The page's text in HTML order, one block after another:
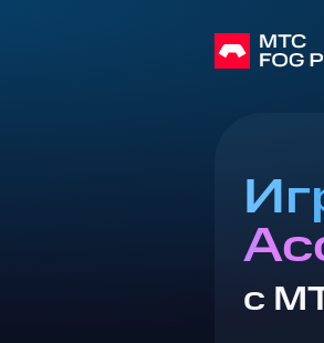
с